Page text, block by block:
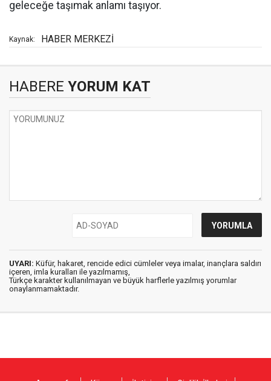
geleceğe taşımak anlamı taşıyor.
Kaynak: HABER MERKEZİ
HABERE YORUM KAT
UYARI: Küfür, hakaret, rencide edici cümleler veya imalar, inançlara saldırı
içeren, imla kuralları ile yazılmamış,
Türkçe karakter kullanılmayan ve büyük harflerle yazılmış yorumlar
onaylanmamaktadır.